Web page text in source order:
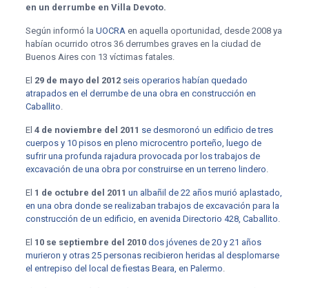
en un derrumbe en Villa Devoto.
Según informó la UOCRAen aquella oportunidad, desde 2008 ya
habían ocurrido otros 36 derrumbes graves en la ciudad de
Buenos Aires con 13 víctimas fatales.
El 29 de mayo del 2012 seis operarios habían quedado
atrapados en el derrumbe de una obra en construcción en
Caballito.
El 4 de noviembre del 2011 se desmoronó un edificio de tres
cuerpos y 10 pisos en pleno microcentro porteño, luego de
sufrir una profunda rajadura provocada por los trabajos de
excavación de una obra por construirse en un terreno lindero.
El 1 de octubre del 2011 un albañil de 22 años murió aplastado,
en una obra donde se realizaban trabajos de excavación para la
construcción de un edificio, en avenida Directorio 428, Caballito.
El 10 se septiembre del 2010 dos jóvenes de 20 y 21 años
murieron y otras 25 personas recibieron heridas al desplomarse
el entrepiso del local de fiestas Beara, en Palermo.